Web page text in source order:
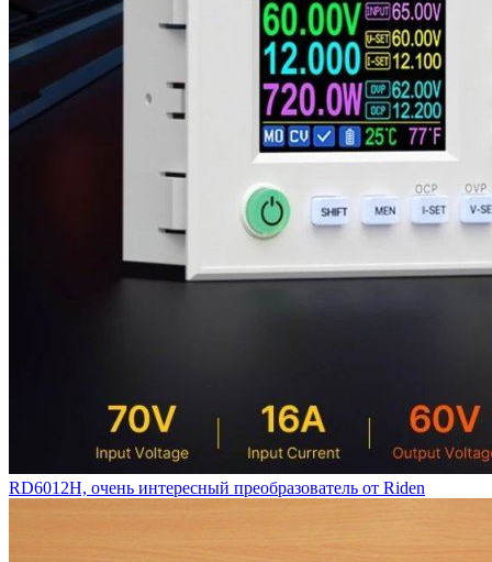
RD6012H, очень интересный преобразователь от Riden